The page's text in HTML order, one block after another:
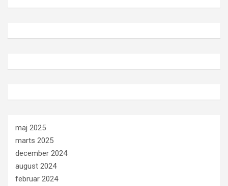
maj 2025
marts 2025
december 2024
august 2024
februar 2024